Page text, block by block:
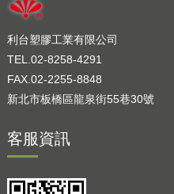
利台塑膠工業有限公司
TEL.02-8258-4291
FAX.02-2255-8848
新北市板橋區龍泉街55巷30號
客服資訊